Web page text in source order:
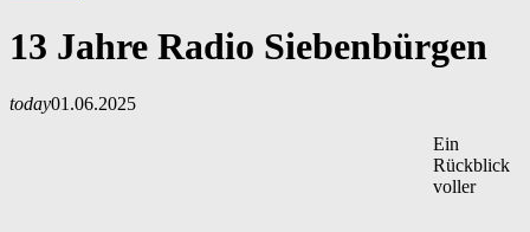
13 Jahre Radio Siebenbürgen
today01.06.2025
Ein
Rückblick
voller